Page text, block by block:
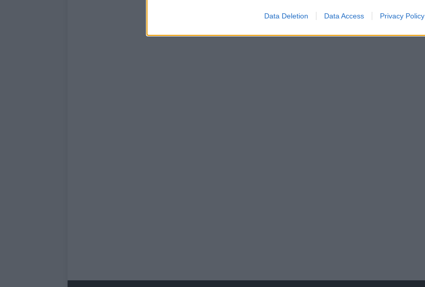
Data Deletion Data Access Privacy Policy